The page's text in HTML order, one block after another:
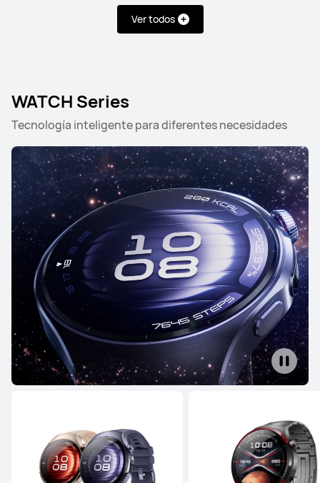
Ver todos
WATCH Series
Tecnología inteligente para diferentes necesidades